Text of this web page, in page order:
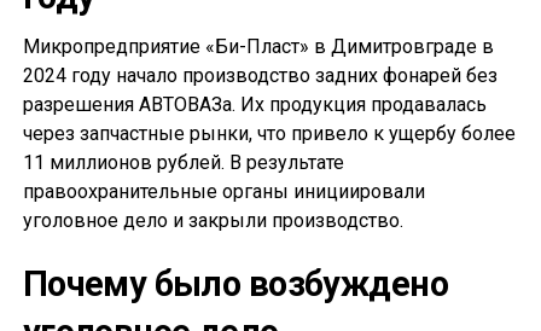
Микропредприятие «Би-Пласт» в Димитровграде в
2024 году начало производство задних фонарей без
разрешения АВТОВАЗа. Их продукция продавалась
через запчастные рынки, что привело к ущербу более
11 миллионов рублей. В результате
правоохранительные органы инициировали
уголовное дело и закрыли производство.
Почему было возбуждено